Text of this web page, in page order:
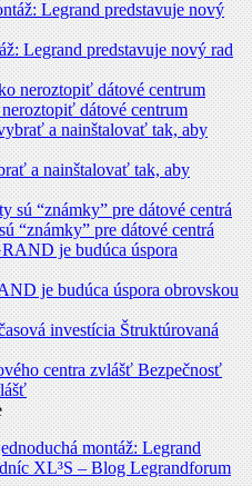
Legrand predstavuje nový rad
dátové centrum
a nainštalovať tak, aby
“známky” pre dátové centrá
je budúca úspora obrovskou
Štruktúrovaná
Bezpečnosť
montáž: Legrand
XL³S – Blog Legrandforum